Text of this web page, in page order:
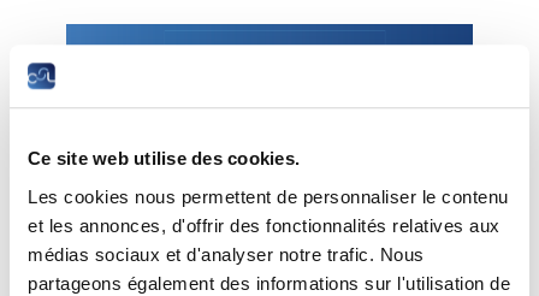
Ce site web utilise des cookies.
Les cookies nous permettent de personnaliser le contenu
et les annonces, d'offrir des fonctionnalités relatives aux
médias sociaux et d'analyser notre trafic. Nous
partageons également des informations sur l'utilisation de